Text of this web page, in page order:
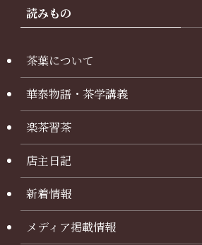
読みもの
茶葉について
華泰物語・茶学講義
楽茶習茶
店主日記
新着情報
メディア掲載情報